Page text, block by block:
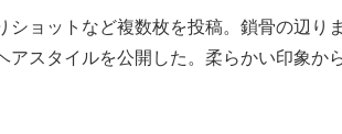
ョットなど複数枚を投稿。鎖骨の辺り
アスタイルを公開した。柔らかい印象か